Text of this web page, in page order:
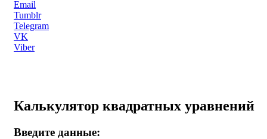
Email
Tumblr
Telegram
VK
Viber
Калькулятор квадратных уравнений
Введите данные: